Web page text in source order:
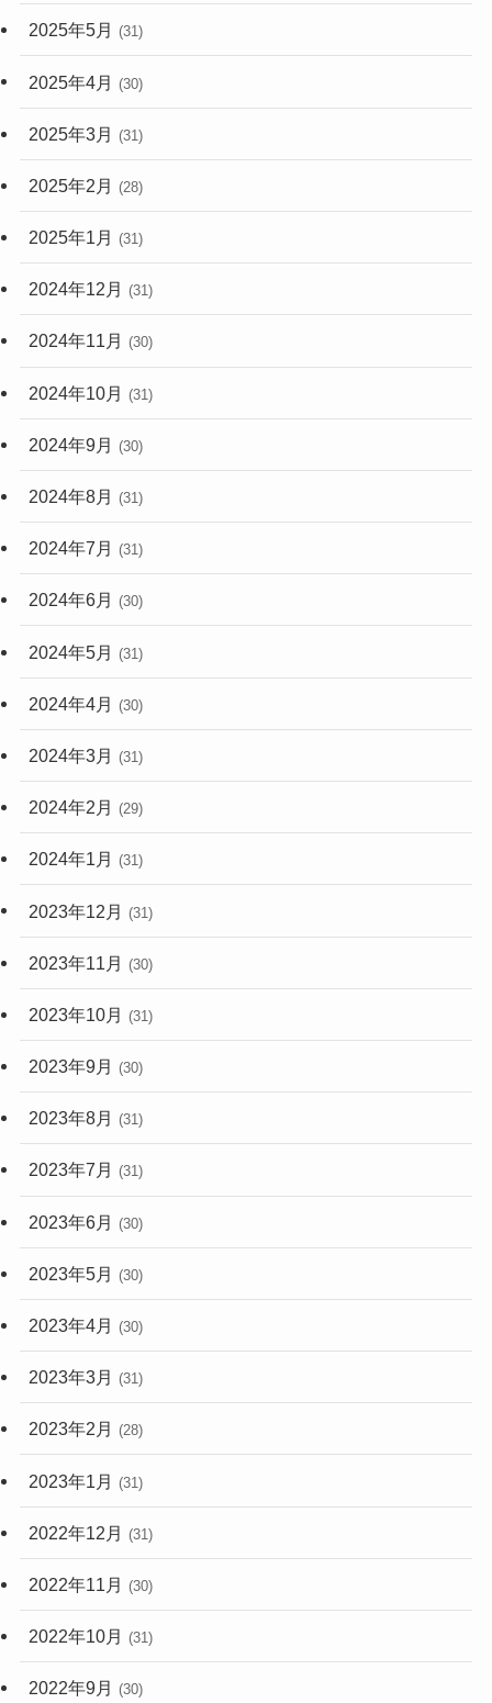
2025年5月 (31)
2025年4月 (30)
2025年3月 (31)
2025年2月 (28)
2025年1月 (31)
2024年12月 (31)
2024年11月 (30)
2024年10月 (31)
2024年9月 (30)
2024年8月 (31)
2024年7月 (31)
2024年6月 (30)
2024年5月 (31)
2024年4月 (30)
2024年3月 (31)
2024年2月 (29)
2024年1月 (31)
2023年12月 (31)
2023年11月 (30)
2023年10月 (31)
2023年9月 (30)
2023年8月 (31)
2023年7月 (31)
2023年6月 (30)
2023年5月 (30)
2023年4月 (30)
2023年3月 (31)
2023年2月 (28)
2023年1月 (31)
2022年12月 (31)
2022年11月 (30)
2022年10月 (31)
2022年9月 (30)